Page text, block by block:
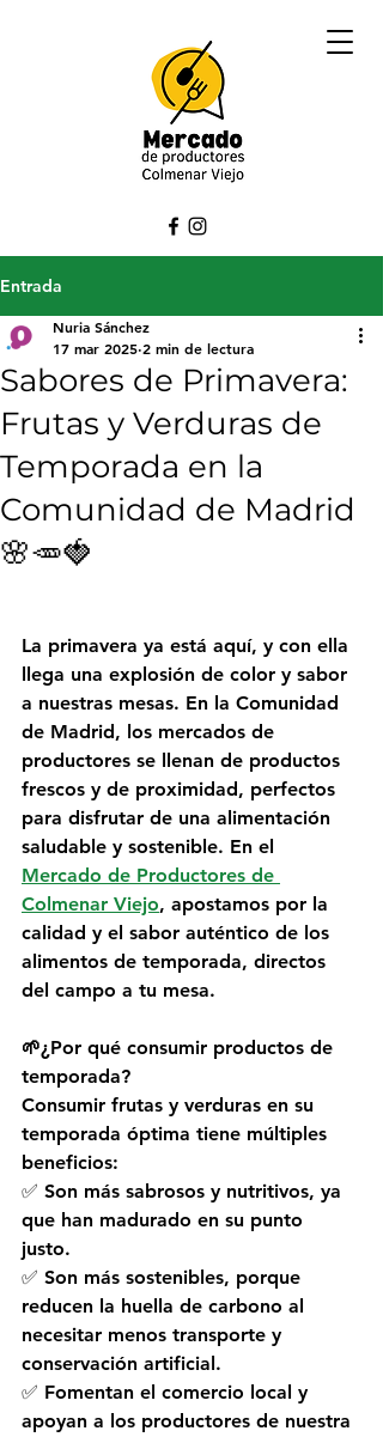
Entrada
Sabores de Primavera:
Frutas y Verduras de
Temporada en la
Comunidad de Madrid
🌸🥕🍓
Nuria Sánchez
17 mar 2025 2 min de lectura
La primavera ya está aquí, y con ella
llega una explosión de color y sabor
a nuestras mesas. En la Comunidad
de Madrid, los mercados de
productores se llenan de productos
frescos y de proximidad, perfectos
para disfrutar de una alimentación
saludable y sostenible. En el
Mercado de Productores de
Colmenar Viejo, apostamos por la
calidad y el sabor auténtico de los
alimentos de temporada, directos
del campo a tu mesa.
🌱¿Por qué consumir productos de
temporada?
Consumir frutas y verduras en su
temporada óptima tiene múltiples
beneficios:
✅ Son más sabrosos y nutritivos, ya
que han madurado en su punto
justo.
✅ Son más sostenibles, porque
reducen la huella de carbono al
necesitar menos transporte y
conservación artificial.
✅ Fomentan el comercio local y
apoyan a los productores de nuestra